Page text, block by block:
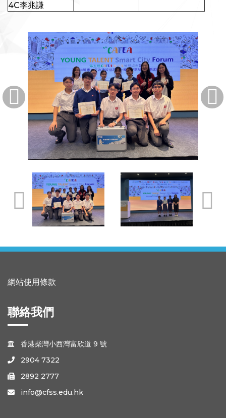
4C李兆謙
網站使用條款
聯絡我們
 香港柴灣小西灣富欣道 9 號
 2904 7322
 2892 2777
 info@cfss.edu.hk